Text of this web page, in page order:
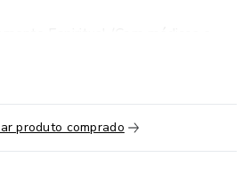
o tratamento ser no corpo
produto comprado